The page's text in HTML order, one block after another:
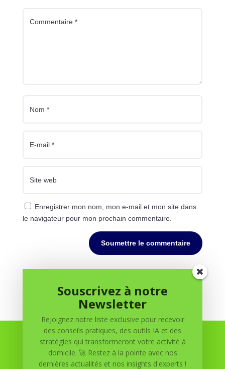
Enregistrer mon nom, mon e-mail et mon site dans
le navigateur pour mon prochain commentaire.
Soumettre le commentaire
Souscrivez à notre
Newsletter
Rejoignez notre liste exclusive pour recevoir
des conseils pratiques, des outils IA et des
stratégies qui transformeront votre activité à
domicile. 🚀 Restez à la pointe avec nos
dernières actualités et nos insights d'experts !